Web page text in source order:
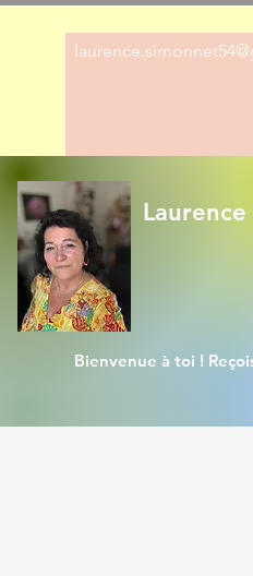
Bienvenue à toi !